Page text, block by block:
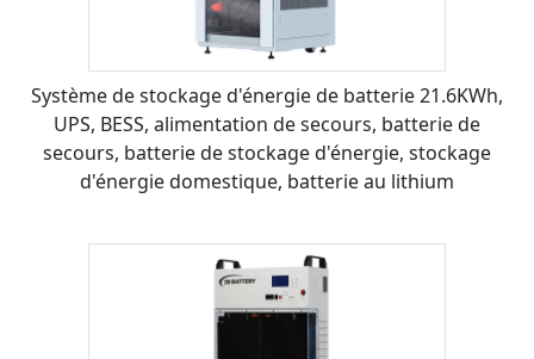
Système de stockage d'énergie de batterie 21.6KWh,
UPS, BESS, alimentation de secours, batterie de
secours, batterie de stockage d'énergie, stockage
d'énergie domestique, batterie au lithium